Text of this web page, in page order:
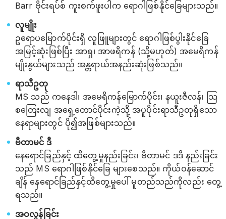
Barr ဗိုင်းရပ်စ် ကူးစက်ဖူးပါက ရောဂါဖြစ်နိုင်ခြေများသည်။
လူမျိုး
ဥရောပမြောက်ပိုင်းရှိ လူဖြူများတွင် ရောဂါဖြစ်ပွါးနိုင်ခြေ
အမြင့်ဆုံးဖြစ်ပြီး အာရှ၊ အာဖရိကန် (သို့မဟုတ်) အမေရိကန်
မျိုးနွယ်များသည် အန္တရာယ်အနည်းဆုံးဖြစ်သည်။
ရာသီဥတု
MS သည် ကနေဒါ၊ အမေရိကန်မြောက်ပိုင်း၊ နယူးဇီလန်၊ သြ
စတြေးလျ အရှေ့တောင်ပိုင်းကဲ့သို့ အပူပိုင်းရာသီဥတုရှိသော
နေရာများတွင် ပို၍အဖြစ်များသည်။
ဗီတာမင် ဒီ
နေရောင်ခြည်နှင့် ထိတွေ့မှုနည်းခြင်း၊ ဗီတာမင် ဒဒီ နည်းခြင်း
သည် MS ရောဂါဖြစ်နိုင်ခြေ များစေသည်။ ကိုယ်ဝန်ဆောင်
ချိန် နေရောင်ခြည်နှင့်ထိတွေ့မှုပေါ် မူတည်သည်ကိုလည်း တွေ့
ရသည်။
အဝလွန်ခြင်း